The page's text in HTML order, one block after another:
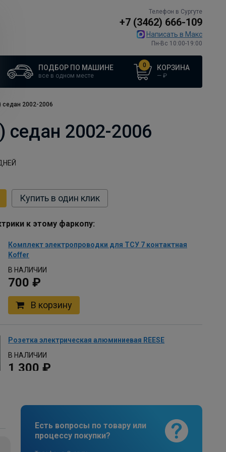
Телефон в Сургуте
+7 (3462) 666-109
Написать в Макс
Пн-Вс 10:00-19:00
ПОДБОР ПО МАШИНЕ
все в одном месте
0 КОРЗИНА
— ₽
седан 2002-2006
2002-2006
Купить в один клик
к этому фаркопу:
Комплект электропроводки для ТСУ 7 контактная
Koffer
В НАЛИЧИИ
700 ₽
В корзину
Розетка электрическая алюминиевая REESE
В НАЛИЧИИ
1 300 ₽
Комплект универсальной электропроводки
фаркопа Лидер-плюс (Россия)
Есть вопросы по товару или
процессу покупки?